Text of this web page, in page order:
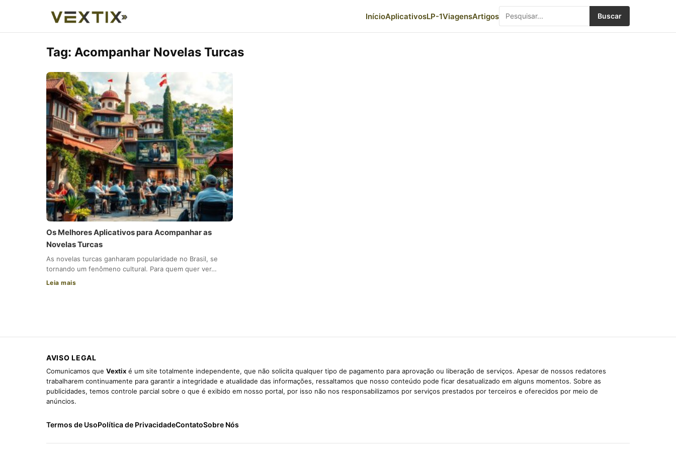
InícioAplicativosLP-1ViagensArtigos Buscar
Tag: Acompanhar Novelas Turcas
Os Melhores Aplicativos para Acompanhar as
Novelas Turcas
As novelas turcas ganharam popularidade no Brasil, se
tornando um fenômeno cultural. Para quem quer ver…
Leia mais
AVISO LEGAL
Comunicamos que Vextix é um site totalmente independente, que não solicita qualquer tipo de pagamento para aprovação ou liberação de serviços. Apesar de nossos redatores
trabalharem continuamente para garantir a integridade e atualidade das informações, ressaltamos que nosso conteúdo pode ficar desatualizado em alguns momentos. Sobre as
publicidades, temos controle parcial sobre o que é exibido em nosso portal, por isso não nos responsabilizamos por serviços prestados por terceiros e oferecidos por meio de
anúncios.
Termos de UsoPolítica de PrivacidadeContatoSobre Nós